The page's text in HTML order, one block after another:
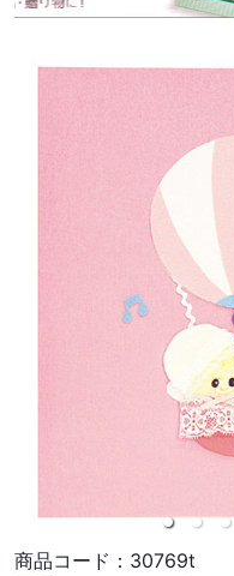
商品コード： 30769t